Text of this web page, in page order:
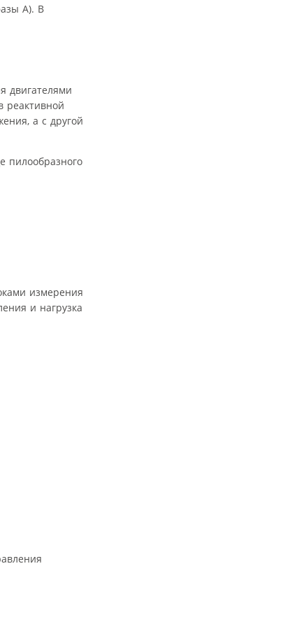
А). В
двигателями
реактивной
а с другой
пилообразного
измерения
и нагрузка